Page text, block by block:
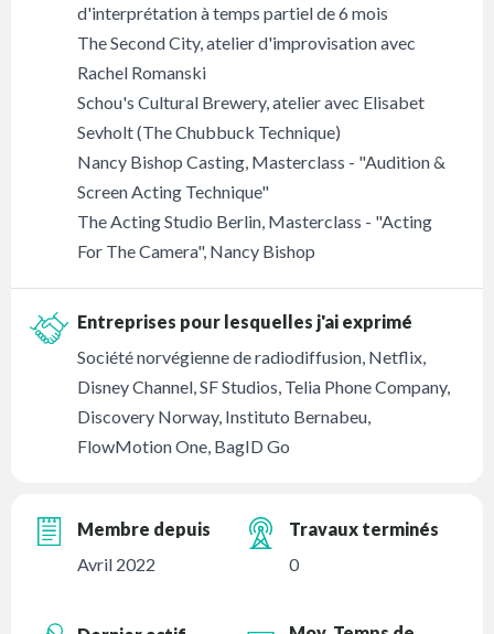
d'interprétation à temps partiel de 6 mois
The Second City, atelier d'improvisation avec
Rachel Romanski
Schou's Cultural Brewery, atelier avec Elisabet
Sevholt (The Chubbuck Technique)
Nancy Bishop Casting, Masterclass - "Audition &
Screen Acting Technique"
The Acting Studio Berlin, Masterclass - "Acting
For The Camera", Nancy Bishop
Entreprises pour lesquelles j'ai exprimé
Société norvégienne de radiodiffusion, Netflix,
Disney Channel, SF Studios, Telia Phone Company,
Discovery Norway, Instituto Bernabeu,
FlowMotion One, BagID Go
Membre depuis
Avril 2022
Travaux terminés
0